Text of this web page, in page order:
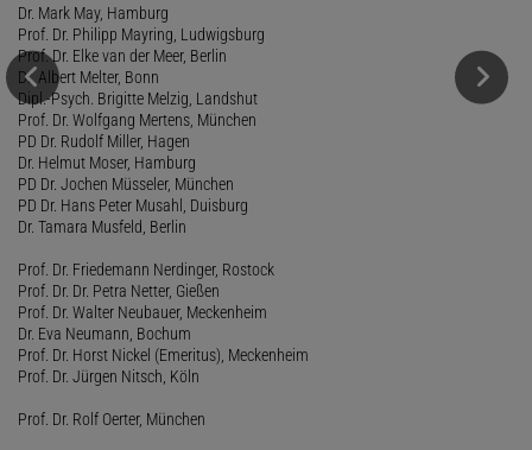
Dr. Mark May, Hamburg
Prof. Dr. Philipp Mayring, Ludwigsburg
Prof. Dr. Elke van der Meer, Berlin
Dr. Albert Melter, Bonn
Dipl.-Psych. Brigitte Melzig, Landshut
Prof. Dr. Wolfgang Mertens, München
PD Dr. Rudolf Miller, Hagen
Dr. Helmut Moser, Hamburg
PD Dr. Jochen Müsseler, München
PD Dr. Hans Peter Musahl, Duisburg
Dr. Tamara Musfeld, Berlin
Prof. Dr. Friedemann Nerdinger, Rostock
Prof. Dr. Dr. Petra Netter, Gießen
Prof. Dr. Walter Neubauer, Meckenheim
Dr. Eva Neumann, Bochum
Prof. Dr. Horst Nickel (Emeritus), Meckenheim
Prof. Dr. Jürgen Nitsch, Köln
Prof. Dr. Rolf Oerter, München